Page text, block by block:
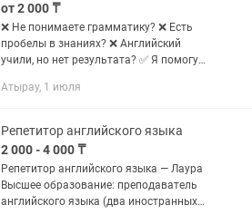
от 2 000 ₸
❌ Не понимаете грамматику? ❌ Есть
пробелы в знаниях? ❌ Английский
учили, но нет результата? ✅ Я помогу
знания и начать уверенно
и...
Атырау, 1 июля
Репетитор английского языка
2 000 - 4 000 ₸
Репетитор английского языка — Лаура
Высшее образование: преподаватель
английского языка (два иностранных